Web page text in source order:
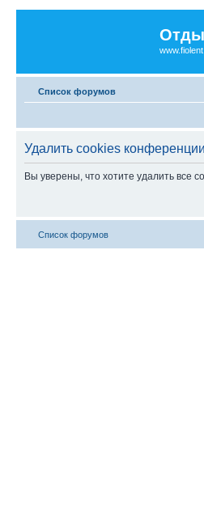
Список форумов
Удалить cookies конференции
Вы уверены, что хотите удалить все
Список форумов